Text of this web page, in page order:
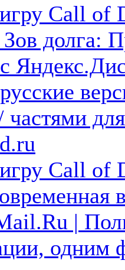
игру Call
долга:
Call of
|
одним